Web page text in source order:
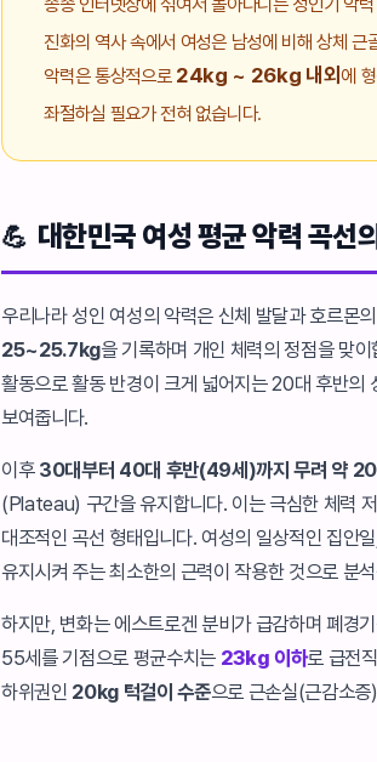
진화의 역사 속에서 여성은 남성에 비해 상체
악력은 통상적으로 24kg ~ 26kg 내외 에
좌절하실 필요가 전혀 없습니다.
대한민국 여성 평균 악력 곡선
우리나라 성인 여성의 악력은 신체 발달과 호르몬
25~25.7kg을 기록하며 개인 체력의 정점을 맞
활동으로 활동 반경이 크게 넓어지는 20대 후반의
보여줍니다.
이후 30대부터 40대 후반(49세)까지 무려 약
(Plateau) 구간을 유지합니다. 이는 극심한 체력
대조적인 곡선 형태입니다. 여성의 일상적인 집안
유지시켜 주는 최소한의 근력이 작용한 것으로 분
하지만, 변화는 에스트로겐 분비가 급감하며 폐경
55세를 기점으로 평균수치는 23kg 이하로 급전
하위권인 20kg 턱걸이 수준으로 근손실(근감소